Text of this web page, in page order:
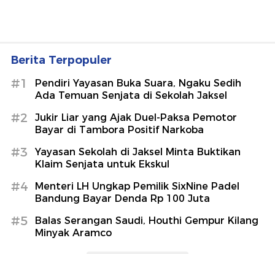
Berita Terpopuler
#1
Pendiri Yayasan Buka Suara, Ngaku Sedih
Ada Temuan Senjata di Sekolah Jaksel
#2
Jukir Liar yang Ajak Duel-Paksa Pemotor
Bayar di Tambora Positif Narkoba
#3
Yayasan Sekolah di Jaksel Minta Buktikan
Klaim Senjata untuk Ekskul
#4
Menteri LH Ungkap Pemilik SixNine Padel
Bandung Bayar Denda Rp 100 Juta
#5
Balas Serangan Saudi, Houthi Gempur Kilang
Minyak Aramco